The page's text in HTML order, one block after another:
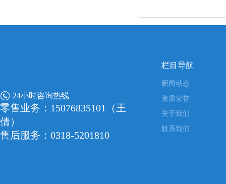
24小时咨询热线
零售业务：15076835101（王
倩）
售后服务：0318-5201810
栏目导航
新闻动态
资质荣誉
关于我们
联系我们